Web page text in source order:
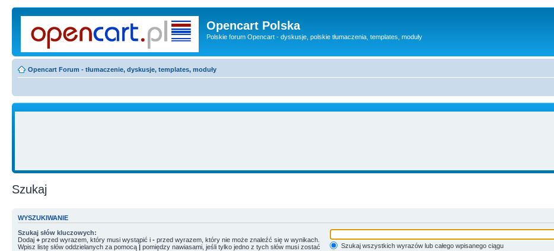
Opencart Polska
Polskie forum Opencart - dyskusje, polskie tłumaczenia, templates, moduły
Opencart Forum - tłumaczenie, dyskusje, templates, moduły
Szukaj
WYSZUKIWANIE
Szukaj słów kluczowych:
Dodaj + przed wyrazem, który musi wystąpić i - przed wyrazem, który nie może znaleźć się w wynikach.
Wpisz listę słów oddzielanych za pomocą | pomiędzy nawiasami, jeśli tylko jedno z tych słów musi zostać
Szukaj wszystkich wyrazów lub całego wpisanego ciągu